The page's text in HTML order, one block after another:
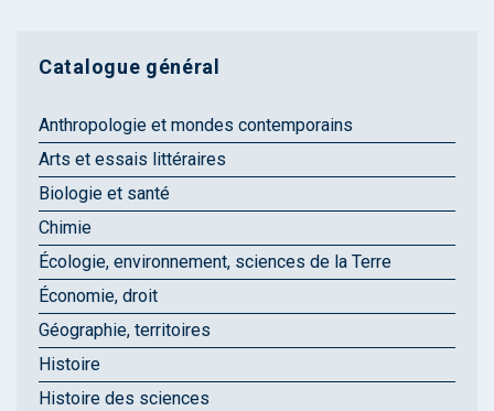
Catalogue général
Anthropologie et mondes contemporains
Arts et essais littéraires
Biologie et santé
Chimie
Écologie, environnement, sciences de la Terre
Économie, droit
Géographie, territoires
Histoire
Histoire des sciences